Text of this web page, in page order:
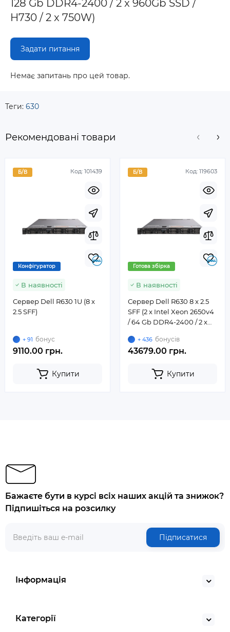
128 Gb DDR4-2400 / 2 x 960Gb SSD /
H730 / 2 x 750W)
Задати питання
Немає запитань про цей товар.
Теги: 630
Рекомендовані товари
Б/В
Конфігуратор
Код: 101439
В наявності
Сервер Dell R630 1U (8 x
2.5 SFF)
+ 91 бонус
9110.00 грн.
Купити
Б/В
Готова збірка
Код: 119603
В наявності
Сервер Dell R630 8 x 2.5
SFF (2 x Intel Xeon 2650v4
/ 64 Gb DDR4-2400 / 2 x
750W)
+ 436 бонусів
43679.00 грн.
Купити
Бажаєте бути в курсі всіх наших акцій та знижок?
Підпишіться на розсилку
Підписатися
Інформація
Категорії